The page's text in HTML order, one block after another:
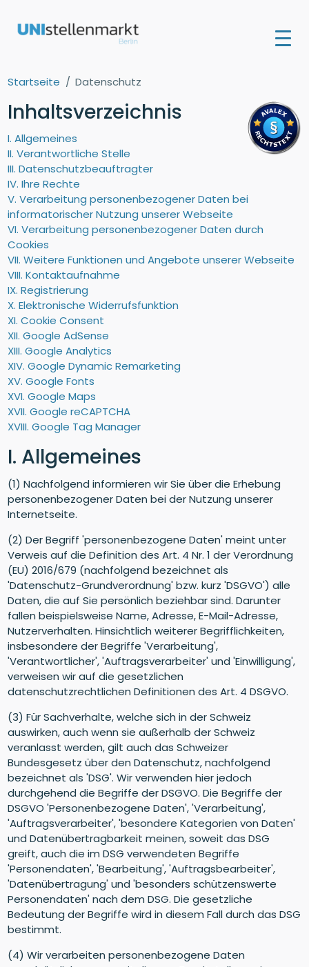
Startseite Datenschutz
Inhaltsverzeichnis
I. Allgemeines
II. Verantwortliche Stelle
III. Datenschutzbeauftragter
IV. Ihre Rechte
V. Verarbeitung personenbezogener Daten bei
informatorischer Nutzung unserer Webseite
VI. Verarbeitung personenbezogener Daten durch
Cookies
VII. Weitere Funktionen und Angebote unserer Webseite
VIII. Kontaktaufnahme
IX. Registrierung
X. Elektronische Widerrufsfunktion
XI. Cookie Consent
XII. Google AdSense
XIII. Google Analytics
XIV. Google Dynamic Remarketing
XV. Google Fonts
XVI. Google Maps
XVII. Google reCAPTCHA
XVIII. Google Tag Manager
I. Allgemeines
(1) Nachfolgend informieren wir Sie über die Erhebung
personenbezogener Daten bei der Nutzung unserer
Internetseite.
(2) Der Begriff 'personenbezogene Daten' meint unter
Verweis auf die Definition des Art. 4 Nr. 1 der Verordnung
(EU) 2016/679 (nachfolgend bezeichnet als
'Datenschutz-Grundverordnung' bzw. kurz 'DSGVO') alle
Daten, die auf Sie persönlich beziehbar sind. Darunter
fallen beispielsweise Name, Adresse, E-Mail-Adresse,
Nutzerverhalten. Hinsichtlich weiterer Begrifflichkeiten,
insbesondere der Begriffe 'Verarbeitung',
'Verantwortlicher', 'Auftragsverarbeiter' und 'Einwilligung',
verweisen wir auf die gesetzlichen
datenschutzrechtlichen Definitionen des Art. 4 DSGVO.
(3) Für Sachverhalte, welche sich in der Schweiz
auswirken, auch wenn sie außerhalb der Schweiz
veranlasst werden, gilt auch das Schweizer
Bundesgesetz über den Datenschutz, nachfolgend
bezeichnet als 'DSG'. Wir verwenden hier jedoch
durchgehend die Begriffe der DSGVO. Die Begriffe der
DSGVO 'Personenbezogene Daten', 'Verarbeitung',
'Auftragsverarbeiter', 'besondere Kategorien von Daten'
und Datenübertragbarkeit meinen, soweit das DSG
greift, auch die im DSG verwendeten Begriffe
'Personendaten', 'Bearbeitung', 'Auftragsbearbeiter',
'Datenübertragung' und 'besonders schützenswerte
Personendaten' nach dem DSG. Die gesetzliche
Bedeutung der Begriffe wird in diesem Fall durch das DSG
bestimmt.
(4) Wir verarbeiten personenbezogene Daten